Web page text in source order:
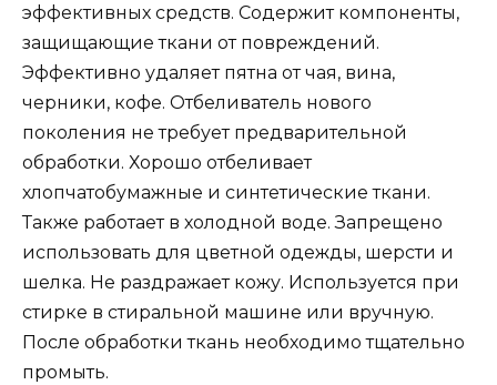
эффективных средств. Содержит компоненты,
защищающие ткани от повреждений.
Эффективно удаляет пятна от чая, вина,
черники, кофе. Отбеливатель нового
поколения не требует предварительной
обработки. Хорошо отбеливает
хлопчатобумажные и синтетические ткани.
Также работает в холодной воде. Запрещено
использовать для цветной одежды, шерсти и
шелка. Не раздражает кожу. Используется при
стирке в стиральной машине или вручную.
После обработки ткань необходимо тщательно
промыть.